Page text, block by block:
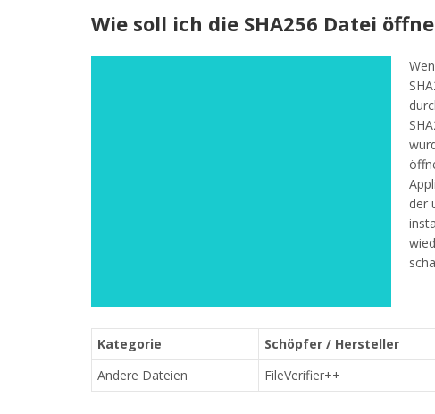
Wie soll ich die SHA256 Datei
der
Kategorie Schöpfer / Hersteller
Andere Dateien
FileVerifier++